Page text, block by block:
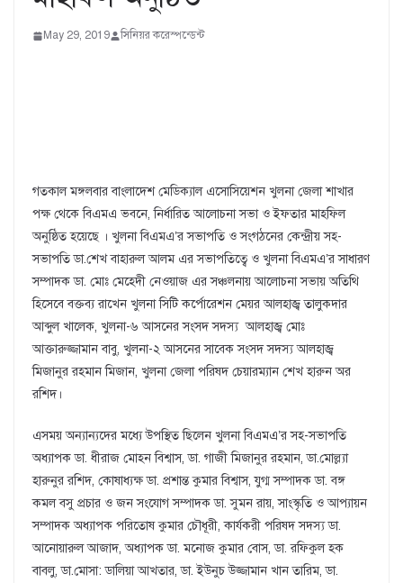
May 29, 2019 সিনিয়র করেস্পন্ডেন্ট
গতকাল মঙ্গলবার বাংলাদেশ মেডিক্যাল এসোসিয়েশন খুলনা জেলা শাখার
পক্ষ থেকে বিএমএ ভবনে, নির্ধারিত আলোচনা সভা ও ইফতার মাহফিল
অনুষ্ঠিত হয়েছে । খুলনা বিএমএ’র সভাপতি ও সংগঠনের কেন্দ্রীয় সহ-
সভাপতি ডা.শেখ বাহারুল আলম এর সভাপতিত্বে ও খুলনা বিএমএ’র সাধারণ
সম্পাদক ডা. মোঃ মেহেদী নেওয়াজ এর সঞ্চলনায় আলোচনা সভায় অতিথি
হিসেবে বক্তব্য রাখেন খুলনা সিটি কর্পোরেশন মেয়র আলহাজ্ব তালুকদার
আব্দুল খালেক, খুলনা-৬ আসনের সংসদ সদস্য আলহাজ্ব মোঃ
আক্তারুজ্জামান বাবু, খুলনা-২ আসনের সাবেক সংসদ সদস্য আলহাজ্ব
মিজানুর রহমান মিজান, খুলনা জেলা পরিষদ চেয়ারম্যান শেখ হারুন অর
রশিদ।
এসময় অন্যান্যদের মধ্যে উপস্থিত ছিলেন খুলনা বিএমএ’র সহ-সভাপতি
অধ্যাপক ডা. ধীরাজ মোহন বিশ্বাস, ডা. গাজী মিজানুর রহমান, ডা.মোল্ল্যা
হারুনুর রশিদ, কোষাধ্যক্ষ ডা. প্রশান্ত কুমার বিশ্বাস, যুগ্ম সম্পাদক ডা. বঙ্গ
কমল বসু প্রচার ও জন সংযোগ সম্পাদক ডা. সুমন রায়, সাংস্কৃতি ও আপ্যায়ন
সম্পাদক অধ্যাপক পরিতোষ কুমার চৌধূরী, কার্যকরী পরিষদ সদস্য ডা.
আনোয়ারুল আজাদ, অধ্যাপক ডা. মনোজ কুমার বোস, ডা. রফিকুল হক
বাবলু, ডা.মোসা: ডালিয়া আখতার, ডা. ইউনুচ উজ্জামান খান তারিম, ডা.